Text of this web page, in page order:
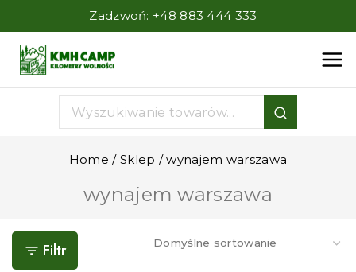
Zadzwoń: +48 883 444 333
Home / Sklep / wynajem warszawa
wynajem warszawa
Filtr